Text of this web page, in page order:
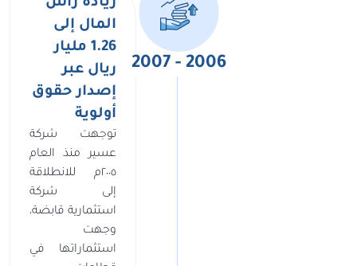
2006 - 2007
المال إلى
1.26 مليار
ريال عبر
إصدار حقوق
أولوية
توجهت شركة
عسير منذ العام
٢٠٠٥م للانطلاقة
إلى شركة
استثمارية قابضة،
وجهت
استثماراتها في